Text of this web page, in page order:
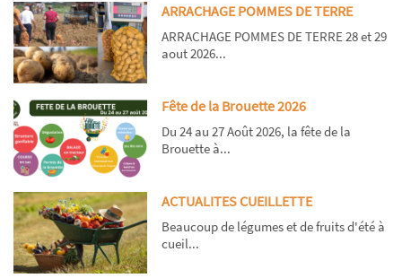
ARRACHAGE POMMES DE TERRE
ARRACHAGE POMMES DE TERRE 28 et 29
aout 2026...
Fête de la Brouette 2026
Du 24 au 27 Août 2026, la fête de la
Brouette à...
ACTUALITES CUEILLETTE
Beaucoup de légumes et de fruits d'été à
cueil...